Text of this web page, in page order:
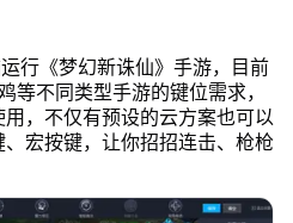
行《梦幻新诛仙》手游，目前
等不同类型手游的键位需求，
，不仅有预设的云方案也可以
宏按键，让你招招连击、枪枪